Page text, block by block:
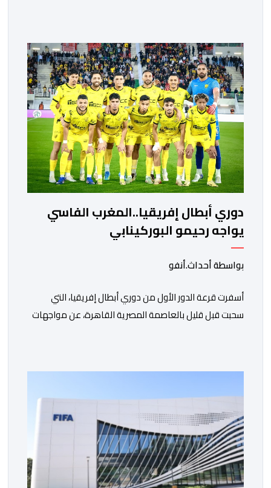
ووسط القارة. ​وسيكون نادي الرجاء الرياضي على موعد مع
مواجهة المتأهل من المباراة التي تجمع بين إيل كانيمي
واريورز النيجيري ونادي أوديب ممثل […]
دوري أبطال إفريقيا..المغرب الفاسي
يواجه رحيمو البوركينابي
بواسطة أحداث.أنفو
أسفرت قرعة الدور الأول من دوري أبطال إفريقيا، التي
سحبت قبل قليل بالعاصمة المصرية القاهرة، عن مواجهات
نهضة بركان على موعد في هذا الدور مع الفائز من المباراة
الغامبي، حيث يطمح الفريق […]